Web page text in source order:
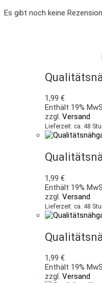
Es gibt noch keine
1,99 €
Enthält 19%
zzgl. Versand
Lieferzeit: ca. 48
1,99 €
Enthält 19%
zzgl. Versand
Lieferzeit: ca. 48
1,99 €
Enthält 19%
zzgl. Versand